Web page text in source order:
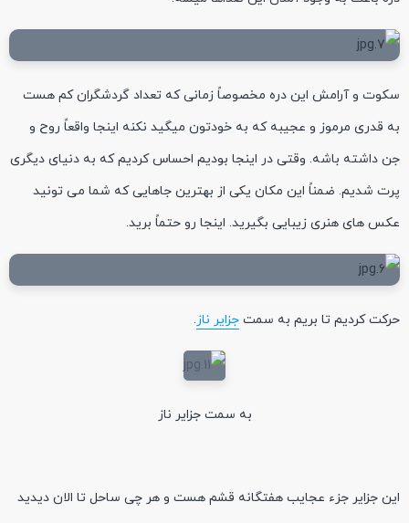
سکوت و آرامش این دره مخصوصاً زمانی که تعداد گردشگران کم هست
به قدری مرموز و عجیبه که به خودتون میگید نکنه اینجا واقعاً روح و
جن داشته باشه. وقتی در اینجا بودیم احساس کردیم که به دنیای دیگری
پرت شدیم. ضمناً این مکان یکی از بهترین جاهایی که شما می تونید
عکس های هنری زیبایی بگیرید. اینجا رو حتماً برید.
حرکت کردیم تا بریم به سمت جزایر ناز.
به سمت جزایر ناز
این جزایر جزء عجایب هفتگانه قشم هست و هر چی ساحل تا الان دیدید